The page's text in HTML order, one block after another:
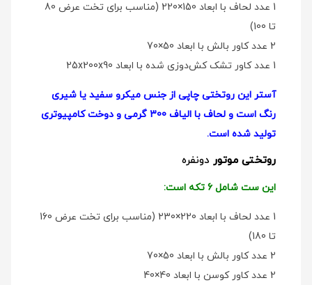
1 عدد لحاف با ابعاد 150×220 (مناسب برای تخت عرض 80
تا 100)
2 عدد کاور بالش با ابعاد 50×70
1 عدد کاور تشک کش‌دوزی شده با ابعاد 25x200x90
آستر این روتختی چاپی از جنس میکرو سفید یا شیری
رنگ است و لحاف با الیاف 300 گرمی و دوخت کامپیوتری
تولید شده است.
روتختی موتور دو‌نفره
این ست شامل 6 تکه است:
1 عدد لحاف با ابعاد 220×230 (مناسب برای تخت عرض 160
تا 180)
2 عدد کاور بالش با ابعاد 50×70
2 عدد کاور کوسن با ابعاد 40×40